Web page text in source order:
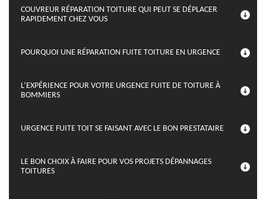
COUVREUR RÉPARATION TOITURE QUI PEUT SE DÉPLACER
RAPIDEMENT CHEZ VOUS
POURQUOI UNE RÉPARATION FUITE TOITURE EN URGENCE
L’EXPÉRIENCE POUR VOTRE URGENCE FUITE DE TOITURE À
BOMMIERS
URGENCE FUITE TOIT SE FAISANT AVEC LE BON PRESTATAIRE
LE BON CHOIX À FAIRE POUR VOS PROJETS DÉPANNAGES
TOITURES